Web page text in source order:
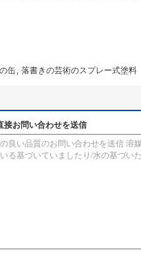
缶 落書きの芸術のスプレー式塗料
接お問い合わせを送信